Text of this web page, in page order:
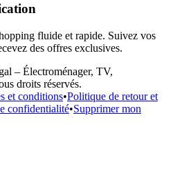
fluide et rapide. Suivez vos
des offres exclusives.
– Électroménager, TV,
droits réservés.
et conditions•Politique de retour et
confidentialité•Supprimer mon